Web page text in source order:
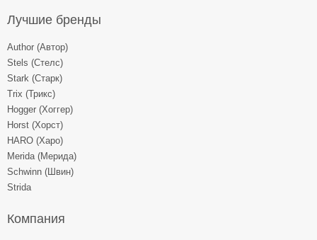
Лучшие бренды
Author (Автор)
Stels (Стелс)
Stark (Старк)
Trix (Трикс)
Hogger (Хоггер)
Horst (Хорст)
HARO (Харо)
Merida (Мерида)
Schwinn (Швин)
Strida
Компания